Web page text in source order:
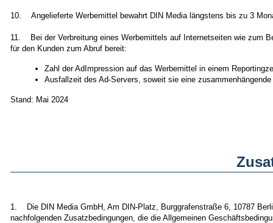
10. Angelieferte Werbemittel bewahrt DIN Media längstens bis zu 3
11. Bei der Verbreitung eines Werbemittels auf Internetseiten wie zum
für den Kunden zum Abruf bereit:
Zahl der AdImpression auf das Werbemittel in einem
Ausfallzeit des Ad-Servers, soweit sie eine
Stand: Mai 2024
1. Die DIN Media GmbH, Am DIN-Platz, Burggrafenstraße 6, 10787
nachfolgenden Zusatzbedingungen, die die Allgemeinen